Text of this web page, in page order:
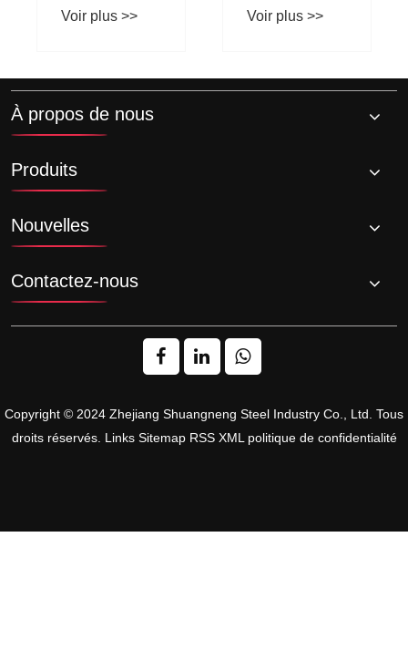
pression? Un
brides et de
inoxydable
Voir plus >>
À propos de nous
Produits
Nouvelles
Contactez-nous
Copyright © 2024 Zhejiang Shuangneng Steel Industry Co., Ltd. Tous
droits réservés. Links Sitemap RSS XML politique de confidentialité